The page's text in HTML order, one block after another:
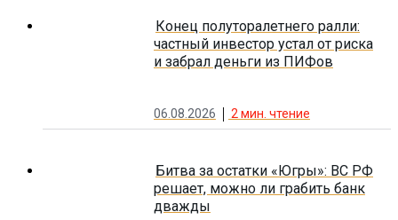
Конец полуторалетнего ралли:
частный инвестор устал от риска
и забрал деньги из ПИФов
06.08.2026 2 мин. чтение
Битва за остатки «Югры»: ВС РФ
решает, можно ли грабить банк
дважды